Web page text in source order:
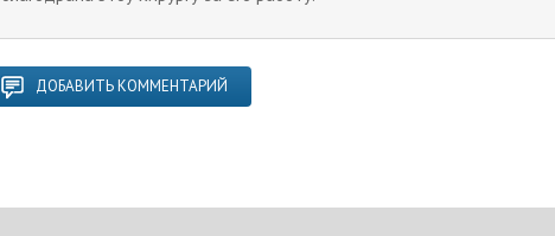
ДОБАВИТЬ КОММЕНТАРИЙ